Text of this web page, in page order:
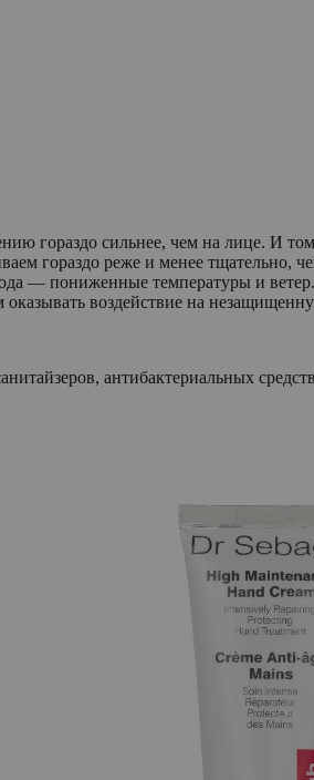
гораздо сильнее, чем на лице. И
гораздо реже и менее тщательно,
— пониженные температуры и
воздействие на
антибактериальных